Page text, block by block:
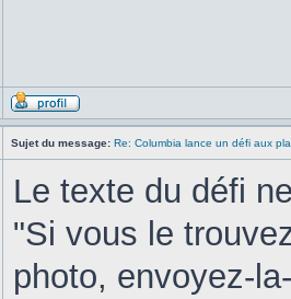
Sujet du message: Re: Columbia lance un défi aux
Le texte du défi
"Si vous le
photo, envoyez-